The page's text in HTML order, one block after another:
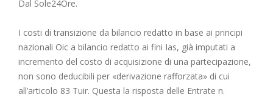
Dal Sole24Ore.
I costi di transizione da bilancio redatto in base ai principi
nazionali Oic a bilancio redatto ai fini Ias, già imputati a
incremento del costo di acquisizione di una partecipazione,
non sono deducibili per «derivazione rafforzata» di cui
all’articolo 83 Tuir. Questa la risposta delle Entrate n.